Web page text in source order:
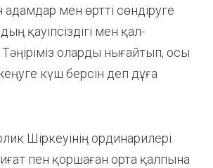
мен өртті сөндіруге
қауіпсіздігі мен қал-
оларды нығайтып, осы
күш берсін деп дұға
Шіркеуінің ординарилері
пен қоршаған орта қалпына